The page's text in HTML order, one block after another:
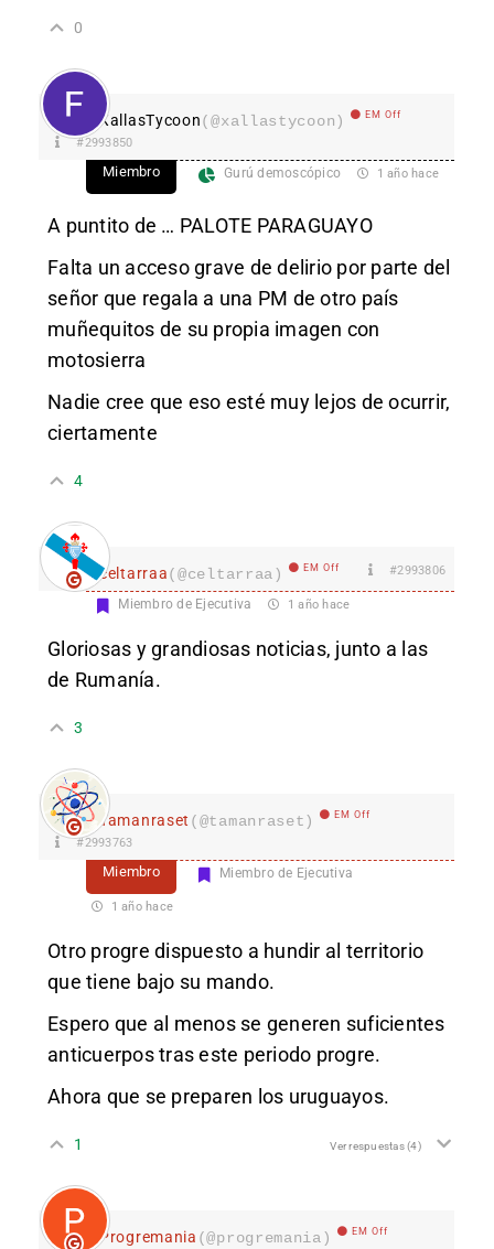
0
XallasTycoon(@xallastycoon) EM Off
#2993850
Miembro Gurú demoscópico 1 año hace
A puntito de … PALOTE PARAGUAYO
Falta un acceso grave de delirio por parte del
señor que regala a una PM de otro país
muñequitos de su propia imagen con
motosierra
Nadie cree que eso esté muy lejos de ocurrir,
ciertamente
4
celtarraa(@celtarraa) EM Off #2993806
Miembro de Ejecutiva 1 año hace
Gloriosas y grandiosas noticias, junto a las
de Rumanía.
3
Tamanraset (@tamanraset) EM Off
#2993763
Miembro Miembro de Ejecutiva
1 año hace
Otro progre dispuesto a hundir al territorio
que tiene bajo su mando.
Espero que al menos se generen suficientes
anticuerpos tras este periodo progre.
Ahora que se preparen los uruguayos.
1 Ver respuestas(4)
Progremania (@progremania) EM Off